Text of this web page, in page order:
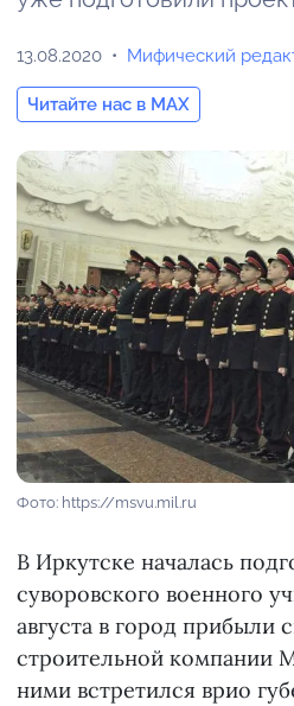
13.08.2020 Мифический
Читайте нас в MAX
Фото: https://msvu.mil.ru
В Иркутске началась
суворовского военного
августа в город прибыли
строительной компании
ними встретился врио